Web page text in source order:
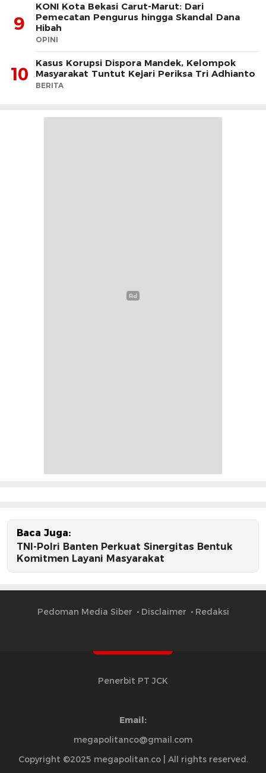
9
KONI Kota Bekasi Carut-Marut: Dari
Pemecatan Pengurus hingga Skandal Dana
Hibah
OPINI
10
Kasus Korupsi Dispora Mandek, Kelompok
Masyarakat Tuntut Kejari Periksa Tri Adhianto
BERITA
Baca Juga:
TNI-Polri Banten Perkuat Sinergitas Bentuk
Komitmen Layani Masyarakat
Pedoman Media Siber Disclaimer Redaksi
Penerbit PT JCK
Email:
megapolitanco@gmail.com
Copyright ©2025 megapolitan.co | All rights reserved.